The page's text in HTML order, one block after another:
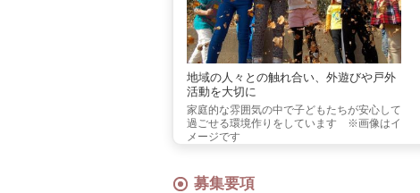
地域の人々との触れ合い、外遊びや戸外
活動を大切に
家庭的な雰囲気の中で子どもたちが安心して
過ごせる環境作りをしています ※画像はイ
メージです
募集要項